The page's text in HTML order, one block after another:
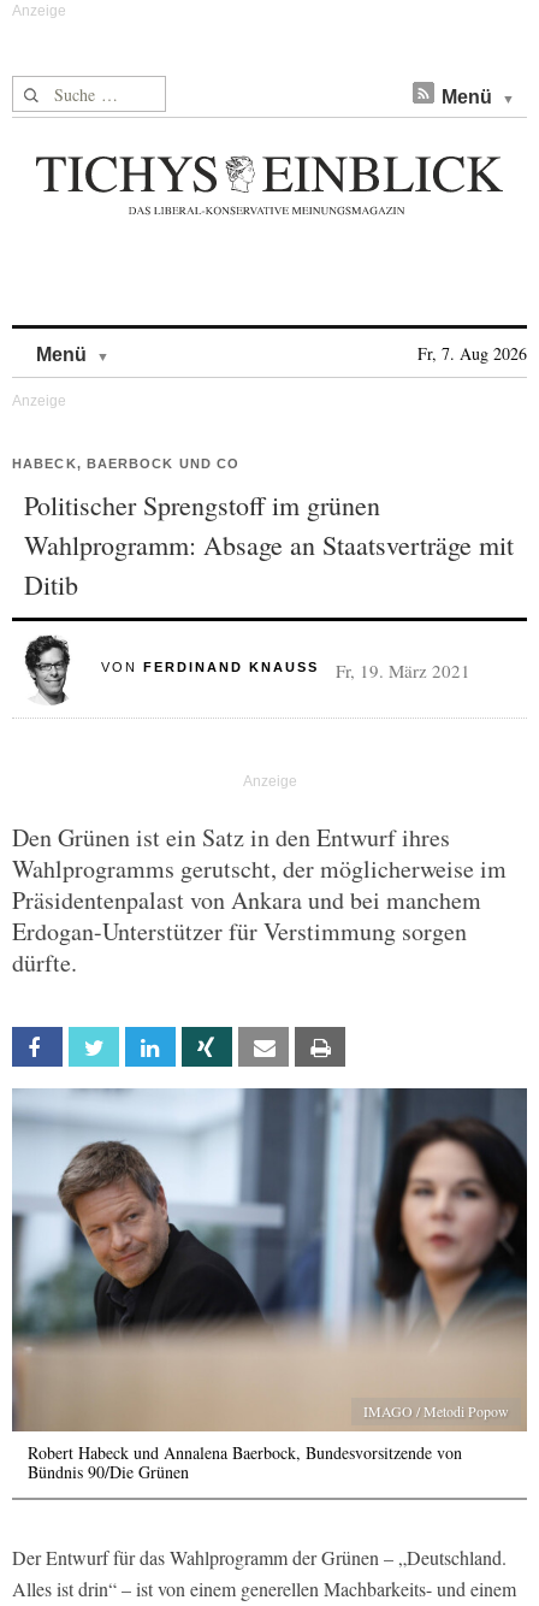
Suche nach: Menü
Menü Fr, 7. Aug 2026
HABECK, BAERBOCK UND CO
Politischer Sprengstoff im grünen
Wahlprogramm: Absage an Staatsverträge mit
Ditib
VON FERDINAND KNAUSS Fr, 19. März 2021
Den Grünen ist ein Satz in den Entwurf ihres
Wahlprogramms gerutscht, der möglicherweise im
Präsidentenpalast von Ankara und bei manchem
Erdogan-Unterstützer für Verstimmung sorgen
dürfte.
Facebook Twitter Linkedin Xing Email
IMAGO / Metodi Popow
Robert Habeck und Annalena Baerbock, Bundesvorsitzende von
Bündnis 90/Die Grünen
Der Entwurf für das Wahlprogramm der Grünen – „Deutschland.
Alles ist drin“ – ist von einem generellen Machbarkeits- und einem